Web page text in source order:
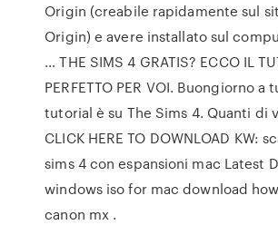
Origin (creabile rapidamente sul
Origin) e avere installato sul
… THE SIMS 4 GRATIS? ECCO IL
PERFETTO PER VOI. Buongiorno
tutorial è su The Sims 4. Quanti di
CLICK HERE TO DOWNLOAD KW:
sims 4 con espansioni mac Latest
windows iso for mac download
canon mx .